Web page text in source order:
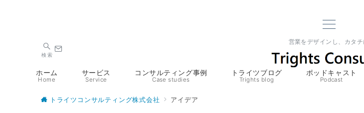
営業をデザインし、カタチ
検索
ホーム
Home
サービス
Service
コンサルティング事例
Case studies
トライツブログ
Trights blog
ポッドキャスト
Podcast
トライツコンサルティング株式会社 アイデア